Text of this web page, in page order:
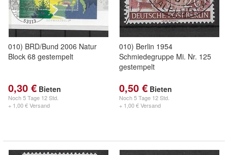
010) BRD/Bund 2006 Natur
Block 68 gestempelt
0,30 € Bieten
Noch5 Tage 12 Std.
+ 1,00 € Versand
010) Berlin 1954
Schmiedegruppe Mi. Nr. 125
gestempelt
0,50 € Bieten
Noch5 Tage 12 Std.
+ 1,00 € Versand